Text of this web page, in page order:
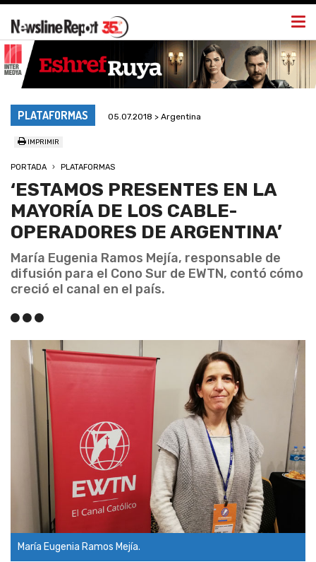
PLATAFORMAS 05.07.2018 > Argentina
IMPRIMIR
PORTADA PLATAFORMAS
‘ESTAMOS PRESENTES EN LA
MAYORÍA DE LOS CABLE-
OPERADORES DE ARGENTINA’
María Eugenia Ramos Mejía, responsable de
difusión para el Cono Sur de EWTN, contó cómo
creció el canal en el país.
María Eugenia Ramos Mejía.